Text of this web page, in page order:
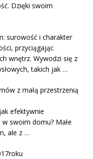
Dzięki swoim
surowość i charakter
przyciągając
wnętrz. Wywodzi się z
takich jak …
z małą przestrzenią
efektywnie
swoim domu? Małe
ale z …